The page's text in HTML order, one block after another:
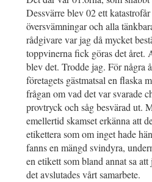
Dessvärre blev 02 ett
översvämningar och alla
rådgivare var jag då mycket
toppvinerna fick göras det året.
blev det. Trodde jag. För några
företagets gästmatsal en flaska
frågan om vad det var svarade
provtryck och såg besvärad ut.
emellertid skamset erkänna att
etikettera som om inget hade
fanns en mängd svindyra,
en etikett som bland annat sa
det avslutades vårt samarbete.